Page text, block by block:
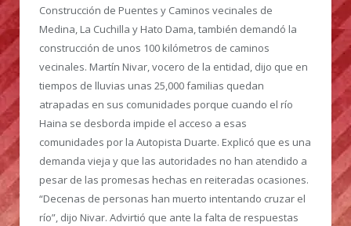
Construcción de Puentes y Caminos vecinales de
Medina, La Cuchilla y Hato Dama, también demandó la
construcción de unos 100 kilómetros de caminos
vecinales. Martín Nivar, vocero de la entidad, dijo que en
tiempos de lluvias unas 25,000 familias quedan
atrapadas en sus comunidades porque cuando el río
Haina se desborda impide el acceso a esas
comunidades por la Autopista Duarte. Explicó que es una
demanda vieja y que las autoridades no han atendido a
pesar de las promesas hechas en reiteradas ocasiones.
“Decenas de personas han muerto intentando cruzar el
río”, dijo Nivar. Advirtió que ante la falta de respuestas